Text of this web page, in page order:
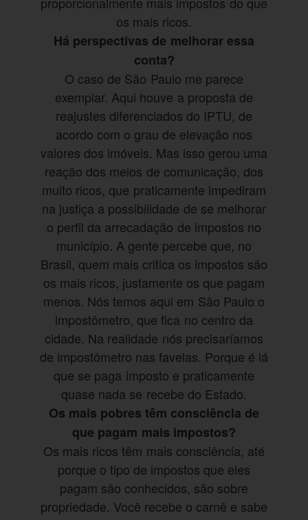
os mais ricos.
Há perspectivas de melhorar essa
conta?
O caso de São Paulo me parece
exemplar. Aqui houve a proposta de
reajustes diferenciados do IPTU, de
acordo com o grau de elevação nos
valores dos imóveis. Mas isso gerou uma
reação dos meios de comunicação, dos
muito ricos, que praticamente impediram
na justiça a possibilidade de se melhorar
o perfil da arrecadação de impostos no
município. A gente percebe que, no
Brasil, quem mais critica os impostos são
os mais ricos, justamente os que pagam
menos. Nós temos aqui em São Paulo o
impostômetro, que fica no centro da
cidade. Na realidade nós precisaríamos
de impostômetro nas favelas. Porque é lá
que se paga imposto e praticamente
quase nada se recebe do Estado.
Os mais pobres têm consciência de
que pagam mais impostos?
Os mais ricos têm mais consciência, até
porque o tipo de impostos que eles
pagam são conhecidos, são sobre
propriedade. Você recebe o carnê e sabe